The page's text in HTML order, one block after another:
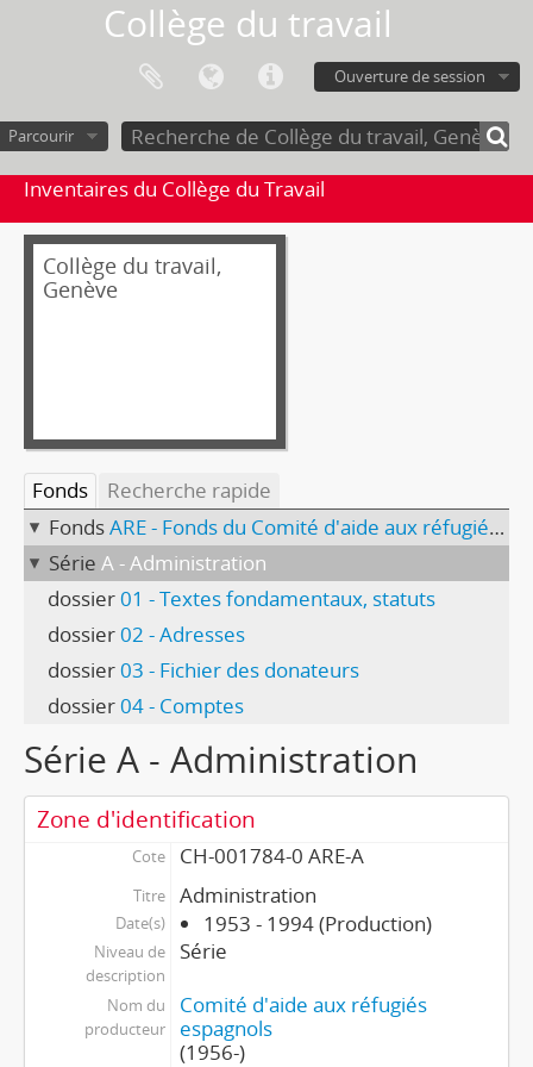
Collège du travail
Ouverture de session
Parcourir
Inventaires du Collège du Travail
Collège du travail,
Genève
Fonds
Recherche rapide
FondsARE - Fonds du Comité d'aide aux réfugiés espagnols
Série A - Administration
dossier01 - Textes fondamentaux, statuts
dossier02 - Adresses
dossier03 - Fichier des donateurs
dossier04 - Comptes
Série A - Administration
Zone d'identification
Cote CH-001784-0 ARE-A
Titre Administration
Date(s) 1953 - 1994 (Production)
Niveau de
description
Série
Nom du
producteur
Comité d'aide aux réfugiés
espagnols
(1956-)